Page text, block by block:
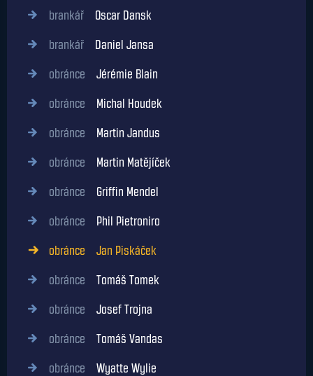
brankář Oscar Dansk
brankář Daniel Jansa
obránce Jérémie Blain
obránce Michal Houdek
obránce Martin Jandus
obránce Martin Matějíček
obránce Griffin Mendel
obránce Phil Pietroniro
obránce Jan Piskáček
obránce Tomáš Tomek
obránce Josef Trojna
obránce Tomáš Vandas
obránce Wyatte Wylie